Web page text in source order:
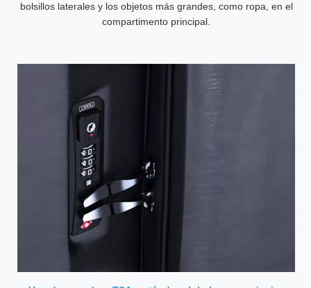
bolsillos laterales y los objetos más grandes, como ropa, en el
compartimento principal.